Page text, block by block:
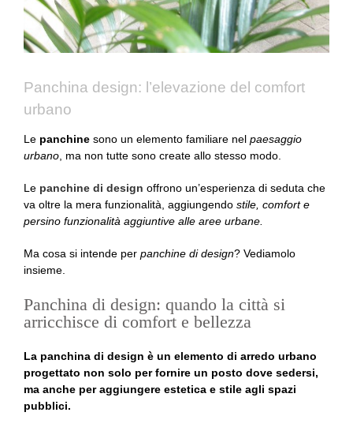
Panchina design: l’elevazione del comfort
urbano
Le panchinesono un elemento familiare nel paesaggio
urbano, ma non tutte sono create allo stesso modo.
Le panchine di design offrono un’esperienza di seduta che
va oltre la mera funzionalità, aggiungendo stile, comfort e
persino funzionalità aggiuntive alle aree urbane.
Ma cosa si intende per panchine di design? Vediamolo
insieme.
Panchina di design: quando la città si
arricchisce di comfort e bellezza
La panchina di design è un elemento di arredo urbano
progettato non solo per fornire un posto dove sedersi,
ma anche per aggiungere estetica e stile agli spazi
pubblici.